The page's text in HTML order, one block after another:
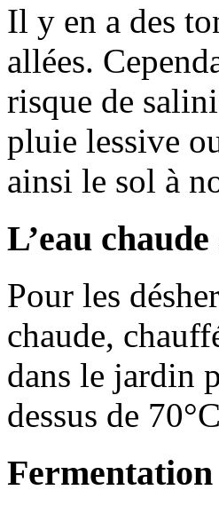
Il y en a des
allées.
risque de
pluie lessive
ainsi le sol à
L’eau
Pour les
chaude,
dans le jardin
dessus de